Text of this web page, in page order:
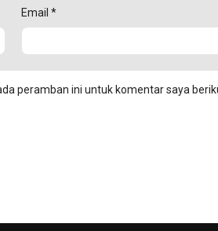
Email *
peramban ini untuk komentar saya